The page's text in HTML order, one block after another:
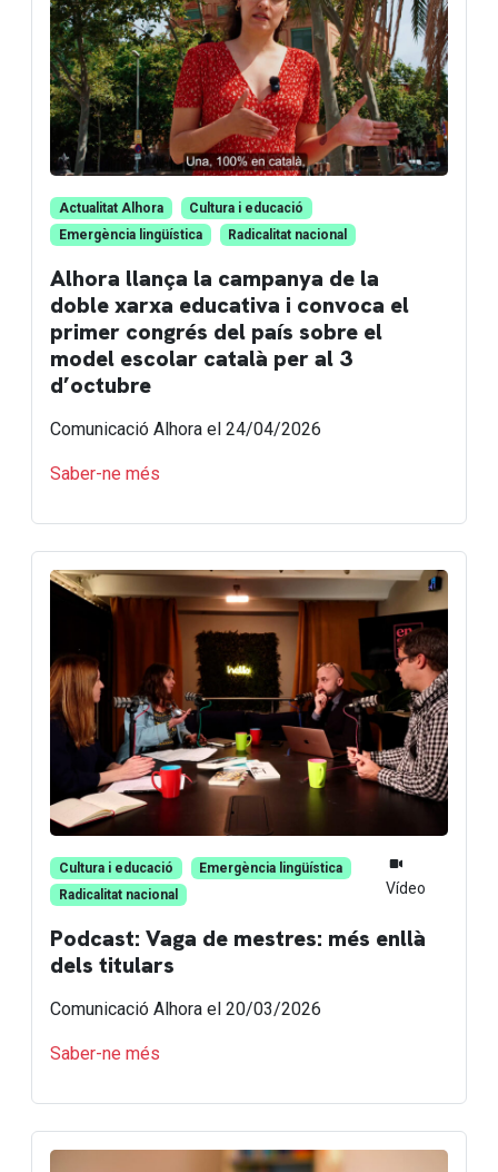
Actualitat Alhora
Cultura i educació
Emergència lingüística
Radicalitat nacional
Alhora llança la campanya de la
doble xarxa educativa i convoca el
primer congrés del país sobre el
model escolar català per al 3
d’octubre
Comunicació Alhora el 24/04/2026
Saber-ne més
Cultura i educació
Emergència lingüística
Radicalitat nacional
Vídeo
Podcast: Vaga de mestres: més enllà
dels titulars
Comunicació Alhora el 20/03/2026
Saber-ne més